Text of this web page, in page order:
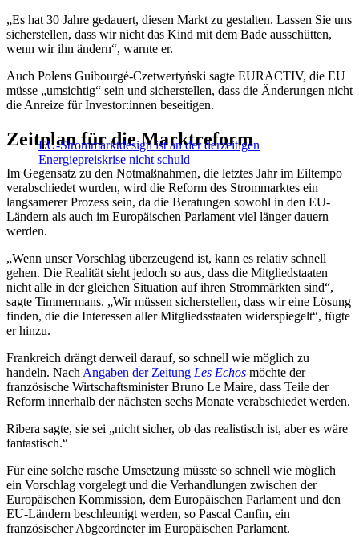
„Es hat 30 Jahre gedauert, diesen Markt zu gestalten. Lassen Sie uns
sicherstellen, dass wir nicht das Kind mit dem Bade ausschütten,
wenn wir ihn ändern“, warnte er.
Auch Polens Guibourgé-Czetwertyński sagte EURACTIV, die EU
müsse „umsichtig“ sein und sicherstellen, dass die Änderungen nicht
die Anreize für Investor:innen beseitigen.
EU-Strommarktdesign ist an der derzeitigen
Energiepreiskrise nicht schuld
Zeitplan für die Marktreform
Im Gegensatz zu den Notmaßnahmen, die letztes Jahr im Eiltempo
verabschiedet wurden, wird die Reform des Strommarktes ein
langsamerer Prozess sein, da die Beratungen sowohl in den EU-
Ländern als auch im Europäischen Parlament viel länger dauern
werden.
„Wenn unser Vorschlag überzeugend ist, kann es relativ schnell
gehen. Die Realität sieht jedoch so aus, dass die Mitgliedstaaten
nicht alle in der gleichen Situation auf ihren Strommärkten sind“,
sagte Timmermans. „Wir müssen sicherstellen, dass wir eine Lösung
finden, die die Interessen aller Mitgliedsstaaten widerspiegelt“, fügte
er hinzu.
Frankreich drängt derweil darauf, so schnell wie möglich zu
handeln. Nach Angaben der Zeitung Les Echos möchte der
französische Wirtschaftsminister Bruno Le Maire, dass Teile der
Reform innerhalb der nächsten sechs Monate verabschiedet werden.
Ribera sagte, sie sei „nicht sicher, ob das realistisch ist, aber es wäre
fantastisch.“
Für eine solche rasche Umsetzung müsste so schnell wie möglich
ein Vorschlag vorgelegt und die Verhandlungen zwischen der
Europäischen Kommission, dem Europäischen Parlament und den
EU-Ländern beschleunigt werden, so Pascal Canfin, ein
französischer Abgeordneter im Europäischen Parlament.